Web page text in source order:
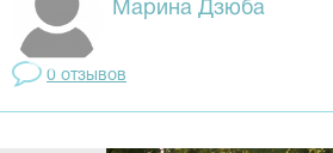
Марина Дзюба
0 отзывов